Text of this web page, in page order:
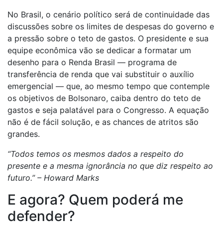
No Brasil, o cenário político será de continuidade das
discussões sobre os limites de despesas do governo e
a pressão sobre o teto de gastos. O presidente e sua
equipe econômica vão se dedicar a formatar um
desenho para o Renda Brasil — programa de
transferência de renda que vai substituir o auxílio
emergencial — que, ao mesmo tempo que contemple
os objetivos de Bolsonaro, caiba dentro do teto de
gastos e seja palatável para o Congresso. A equação
não é de fácil solução, e as chances de atritos são
grandes.
“Todos temos os mesmos dados a respeito do
presente e a mesma ignorância no que diz respeito ao
futuro.” – Howard Marks
E agora? Quem poderá me
defender?